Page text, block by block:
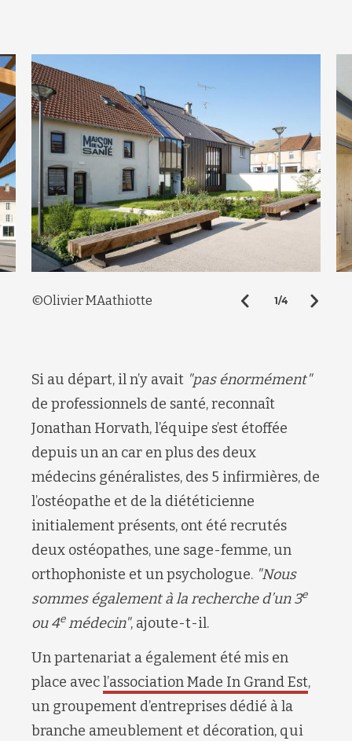
©Olivier MAathiotte 1/4
Si au départ, il n’y avait "pas énormément"
de professionnels de santé, reconnaît
Jonathan Horvath, l’équipe s’est étoffée
depuis un an car en plus des deux
médecins généralistes, des 5 infirmières, de
l’ostéopathe et de la diététicienne
initialement présents, ont été recrutés
deux ostéopathes, une sage-femme, un
orthophoniste et un psychologue. "Nous
sommes également à la recherche d’un 3e
ou 4emédecin", ajoute-t-il.
Un partenariat a également été mis en
place avecl’association Made In Grand Est,
un groupement d’entreprises dédié à la
branche ameublement et décoration, qui